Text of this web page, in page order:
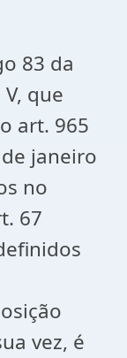
83 da
que
art. 965
janeiro
no
67
vez, é